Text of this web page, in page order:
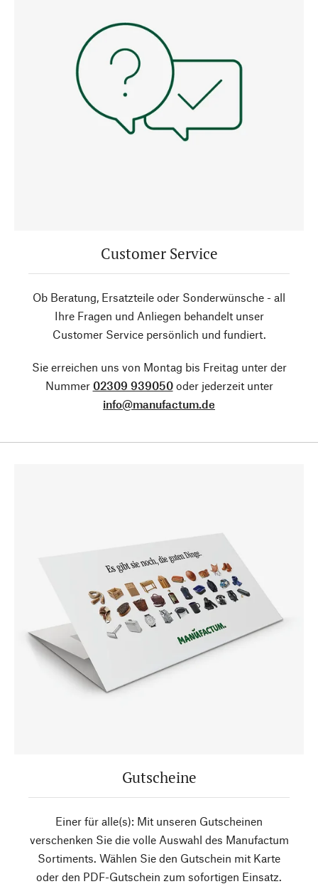
Customer Service
Ob Beratung, Ersatzteile oder Sonderwünsche - all
Ihre Fragen und Anliegen behandelt unser
Customer Service persönlich und fundiert.
Sie erreichen uns von Montag bis Freitag unter der
Nummer 02309 939050oder jederzeit unter
info@manufactum.de
Gutscheine
Einer für alle(s): Mit unseren Gutscheinen
verschenken Sie die volle Auswahl des Manufactum
Sortiments. Wählen Sie den Gutschein mit Karte
oder den PDF-Gutschein zum sofortigen Einsatz.